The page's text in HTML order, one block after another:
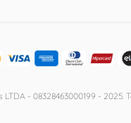
- 08328463000199 - 2025.